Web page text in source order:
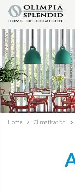
FRANÇAIS
HOME
CLIMATISATION
CHAUFFAGE
Home Climatisation